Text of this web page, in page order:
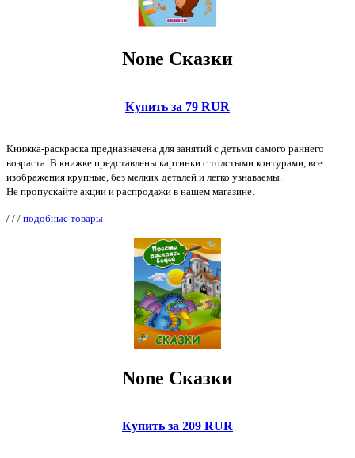
None Сказки
Купить за 79 RUR
Книжка-раскраска предназначена для занятий с детьми самого раннего
возраста. В книжке представлены картинки с толстыми контурами, все
изображения крупные, без мелких деталей и легко узнаваемы.
Не пропускайте акции и распродажи в нашем магазине.
/ / / подобные товары
None Сказки
Купить за 209 RUR